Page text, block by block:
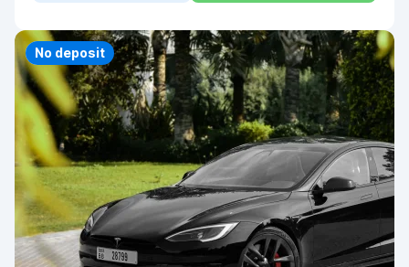
Priority
No deposit